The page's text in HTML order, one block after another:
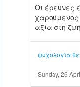
Οι έρευνες
χαρούμενος
αξία στη
ψυχολογία
Sunday, 26